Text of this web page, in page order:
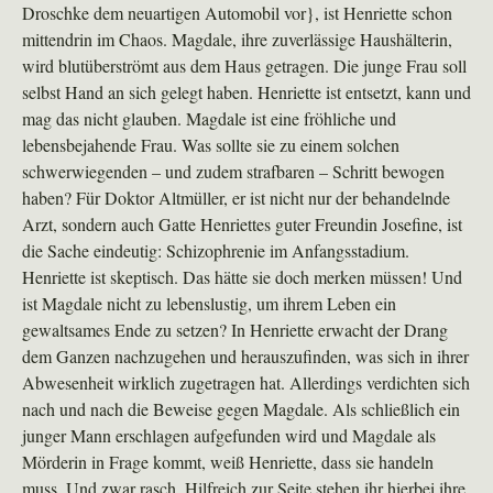
Droschke dem neuartigen Automobil vor}, ist Henriette schon
mittendrin im Chaos. Magdale, ihre zuverlässige Haushälterin,
wird blutüberströmt aus dem Haus getragen. Die junge Frau soll
selbst Hand an sich gelegt haben. Henriette ist entsetzt, kann und
mag das nicht glauben. Magdale ist eine fröhliche und
lebensbejahende Frau. Was sollte sie zu einem solchen
schwerwiegenden – und zudem strafbaren – Schritt bewogen
haben? Für Doktor Altmüller, er ist nicht nur der behandelnde
Arzt, sondern auch Gatte Henriettes guter Freundin Josefine, ist
die Sache eindeutig: Schizophrenie im Anfangsstadium.
Henriette ist skeptisch. Das hätte sie doch merken müssen! Und
ist Magdale nicht zu lebenslustig, um ihrem Leben ein
gewaltsames Ende zu setzen? In Henriette erwacht der Drang
dem Ganzen nachzugehen und herauszufinden, was sich in ihrer
Abwesenheit wirklich zugetragen hat. Allerdings verdichten sich
nach und nach die Beweise gegen Magdale. Als schließlich ein
junger Mann erschlagen aufgefunden wird und Magdale als
Mörderin in Frage kommt, weiß Henriette, dass sie handeln
muss. Und zwar rasch. Hilfreich zur Seite stehen ihr hierbei ihre